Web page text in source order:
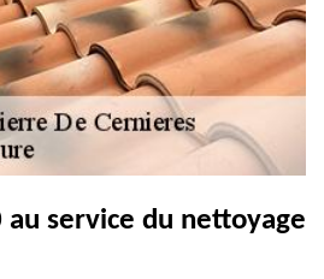
service du nettoyage